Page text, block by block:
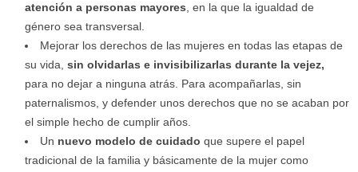
atención a personas mayores , en la que la igualdad de
género sea transversal.
Mejorar los derechos de las mujeres en todas las etapas de
su vida, sin olvidarlas e invisibilizarlas durante la vejez,
para no dejar a ninguna atrás. Para acompañarlas, sin
paternalismos, y defender unos derechos que no se acaban por
el simple hecho de cumplir años.
Un nuevo modelo de cuidado que supere el papel
tradicional de la familia y básicamente de la mujer como